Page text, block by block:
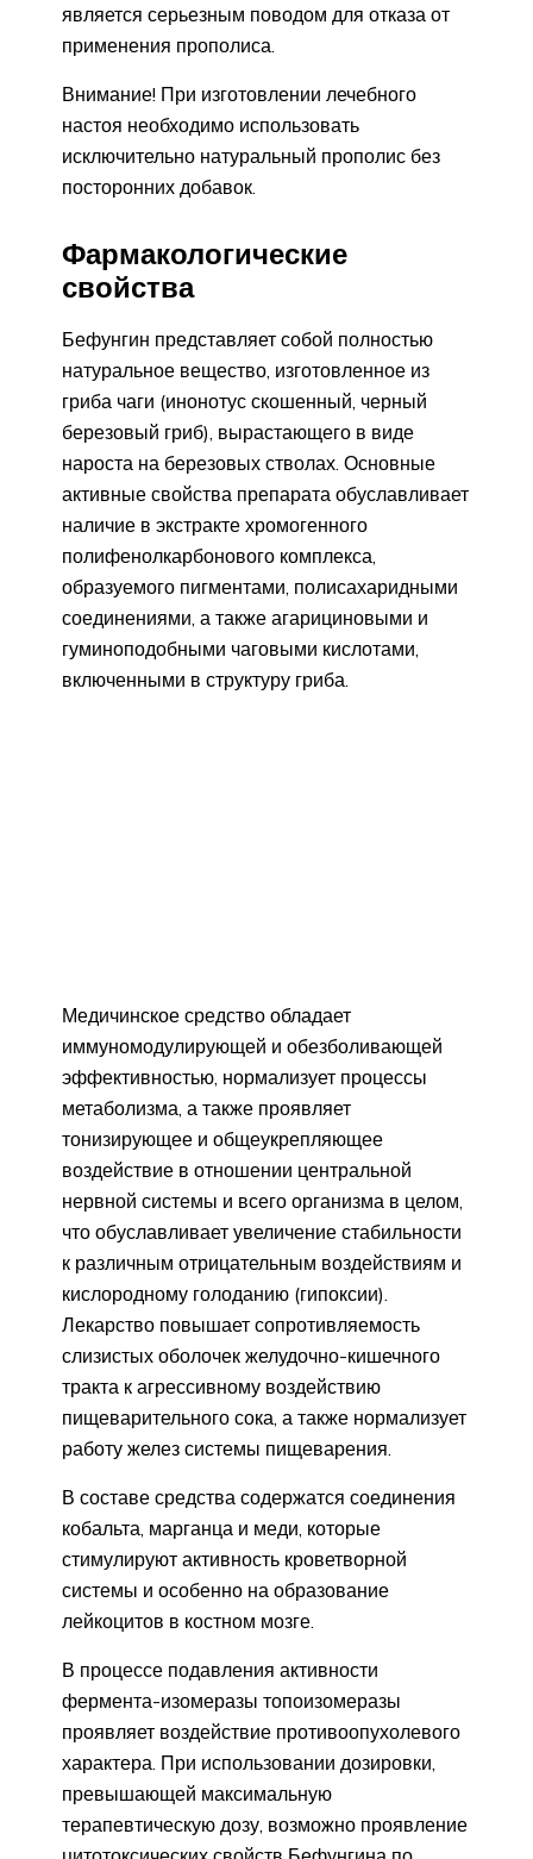
является серьезным поводом для отказа от
применения прополиса.
Внимание! При изготовлении лечебного
настоя необходимо использовать
исключительно натуральный прополис без
посторонних добавок.
Фармакологические
свойства
Бефунгин представляет собой полностью
натуральное вещество, изготовленное из
гриба чаги (инонотус скошенный, черный
березовый гриб), вырастающего в виде
нароста на березовых стволах. Основные
активные свойства препарата обуславливает
наличие в экстракте хромогенного
полифенолкарбонового комплекса,
образуемого пигментами, полисахаридными
соединениями, а также агарициновыми и
гуминоподобными чаговыми кислотами,
включенными в структуру гриба.
Медичинское средство обладает
иммуномодулирующей и обезболивающей
эффективностью, нормализует процессы
метаболизма, а также проявляет
тонизирующее и общеукрепляющее
воздействие в отношении центральной
нервной системы и всего организма в целом,
что обуславливает увеличение стабильности
к различным отрицательным воздействиям и
кислородному голоданию (гипоксии).
Лекарство повышает сопротивляемость
слизистых оболочек желудочно-кишечного
тракта к агрессивному воздействию
пищеварительного сока, а также нормализует
работу желез системы пищеварения.
В составе средства содержатся соединения
кобальта, марганца и меди, которые
стимулируют активность кроветворной
системы и особенно на образование
лейкоцитов в костном мозге.
В процессе подавления активности
фермента-изомеразы топоизомеразы
проявляет воздействие противоопухолевого
характера. При использовании дозировки,
превышающей максимальную
терапевтическую дозу, возможно проявление